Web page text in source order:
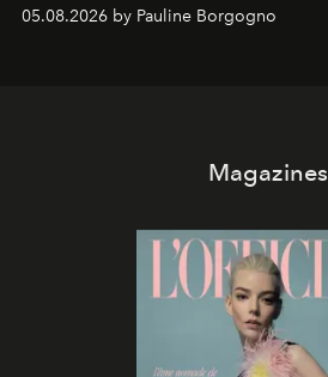
05.08.2026 by Pauline Borgogno
Magazines